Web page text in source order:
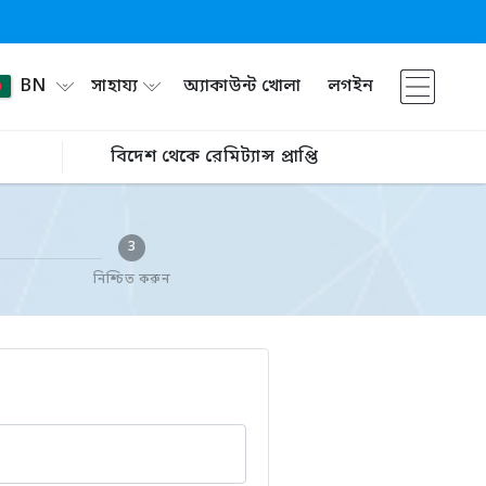
BN সাহায্য অ্যাকাউন্ট খোলা লগইন
বিদেশ থেকে রেমিট্যান্স প্রাপ্তি
3
নিশ্চিত করুন